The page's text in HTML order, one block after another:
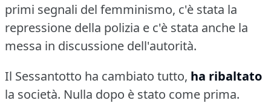
primi segnali del femminismo, c'è stata la
repressione della polizia e c'è stata anche la
messa in discussione dell'autorità.
Il Sessantotto ha cambiato tutto, ha ribaltato
la società. Nulla dopo è stato come prima.